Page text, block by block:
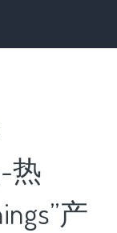
热
产